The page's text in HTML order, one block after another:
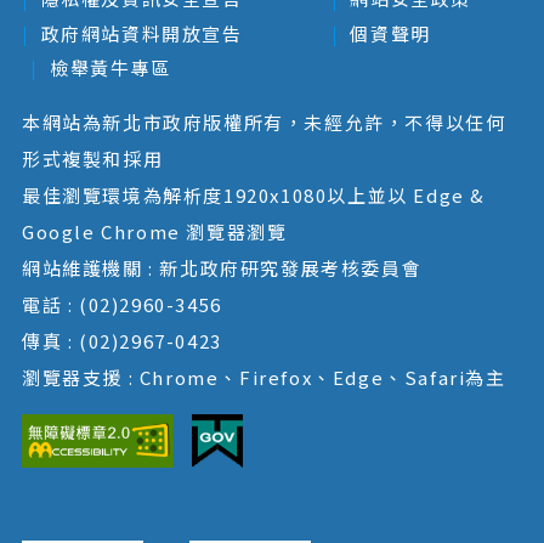
政府網站資料開放宣告
個資聲明
檢舉黃牛專區
本網站為新北市政府版權所有，未經允許，不得以任何
形式複製和採用
最佳瀏覽環境為解析度1920x1080以上並以 Edge &
Google Chrome 瀏覽器瀏覽
網站維護機關 : 新北政府研究發展考核委員會
電話 : (02)2960-3456
傳真 : (02)2967-0423
瀏覽器支援 : Chrome、Firefox、Edge、Safari為主